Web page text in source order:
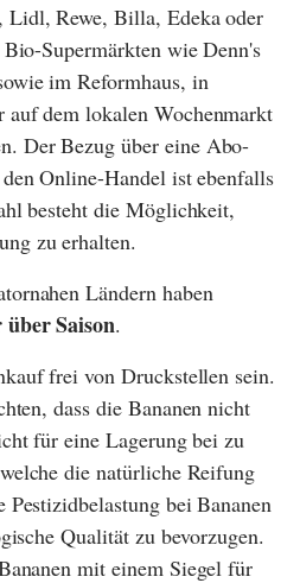
, Lidl,Rewe, Billa, Edekaoder
Supermärkten wieDenn's
im Reformhaus, in
dem lokalen Wochenmarkt
Der Bezug über eine Abo-
Online-Handel ist ebenfalls
besteht die Möglichkeit,
zu erhalten.
Ländern haben
über Saison.
frei von Druckstellen sein.
dass die Bananen nicht
für eine Lagerung bei zu
die natürliche Reifung
bei Bananen
Qualität zu bevorzugen.
mit einem Siegel für